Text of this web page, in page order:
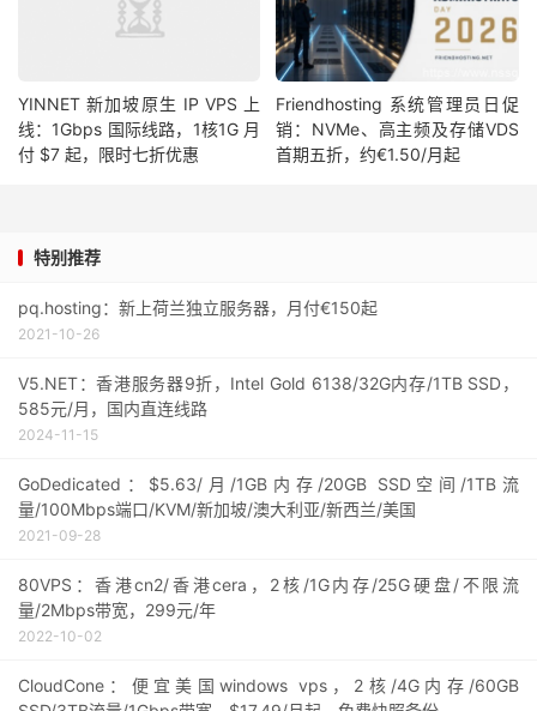
YINNET 新加坡原生 IP VPS 上
线：1Gbps 国际线路，1核1G 月
付 $7 起，限时七折优惠
Friendhosting 系统管理员日促
销：NVMe、高主频及存储VDS
首期五折，约€1.50/月起
特别推荐
pq.hosting：新上荷兰独立服务器，月付€150起
2021-10-26
V5.NET：香港服务器9折，Intel Gold 6138/32G内存/1TB SSD，
585元/月，国内直连线路
2024-11-15
GoDedicated：$5.63/月/1GB内存/20GB SSD空间/1TB流
量/100Mbps端口/KVM/新加坡/澳大利亚/新西兰/美国
2021-09-28
80VPS：香港cn2/香港cera，2核/1G内存/25G硬盘/不限流
量/2Mbps带宽，299元/年
2022-10-02
CloudCone：便宜美国windows vps，2核/4G内存/60GB